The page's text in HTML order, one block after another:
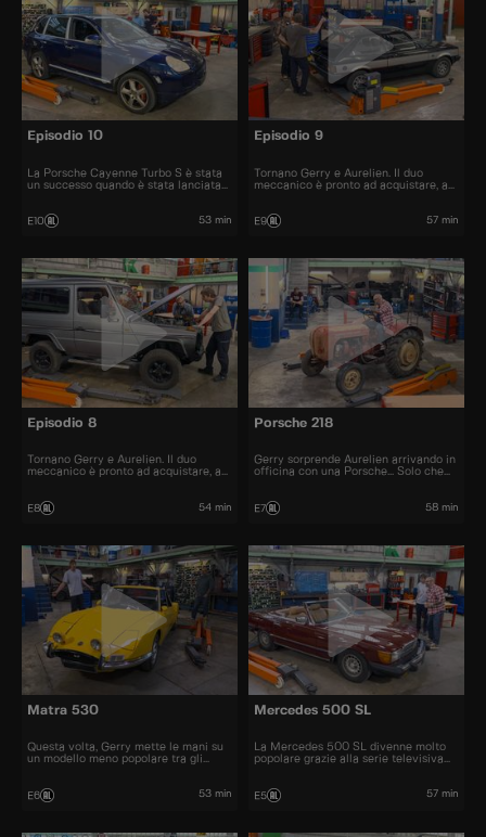
Episodio 10
La Porsche Cayenne Turbo S è stata
un successo quando è stata lanciata
E10 53 min
Episodio 9
Tornano Gerry e Aurelien. Il duo
meccanico è pronto ad acquistare, a
bellissime.
E9 57 min
Episodio 8
Tornano Gerry e Aurelien. Il duo
meccanico è pronto ad acquistare, a
bellissime.
E8 54 min
Porsche 218
Gerry sorprende Aurelien arrivando in
officina con una Porsche... Solo che
E7 58 min
Matra 530
Questa volta, Gerry mette le mani su
un modello meno popolare tra gli
E6 53 min
Mercedes 500 SL
La Mercedes 500 SL divenne molto
popolare grazie alla serie televisiva
E5 57 min